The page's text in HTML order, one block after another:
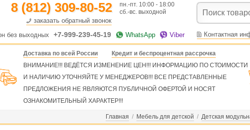
8 (812) 309-80-52
заказать обратный звонок
пн.-пт. 10:00 - 18:00
сб.-вс. выходной
без выходных +7-999-239-45-19 WhatsApp Viber Контактная
Доставка по всей России
Кредит и беспроцентная рассрочка
ВНИМАНИЕ!!! ВЕДЁТСЯ ИЗМЕНЕНИЕ ЦЕН!!! ИНФОРМАЦИЮ ПО СТОИМОСТИ
И НАЛИЧИЮ УТОЧНЯЙТЕ У МЕНЕДЖЕРОВ!!! ВСЕ ПРЕДСТАВЛЕННЫЕ
ПРЕДЛОЖЕНИЯ НЕ ЯВЛЯЮТСЯ ПУБЛИЧНОЙ ОФЕРТОЙ И НОСЯТ
ОЗНАКОМИТЕЛЬНЫЙ ХАРАКТЕР!!!
Главная / Мебель для детской / Детская